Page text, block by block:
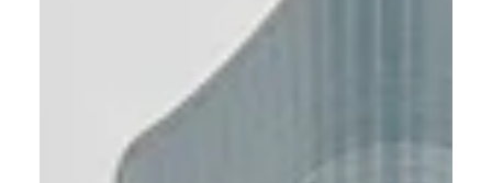
Conoscere le fasi della costruzione di un edificio è
essenziale per chi investe nello sviluppo immobiliare.
Come general contractor, gestiamo l’intero processo:
dall’analisi di fattibilità alla progettazione, dai permessi
alla costruzione, fino al collaudo e alla consegna. Un
unico referente per tempi certi, costi sotto controllo e
qualità garantita.